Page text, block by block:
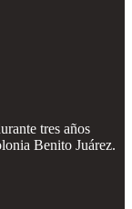
tres años
Benito Juárez.